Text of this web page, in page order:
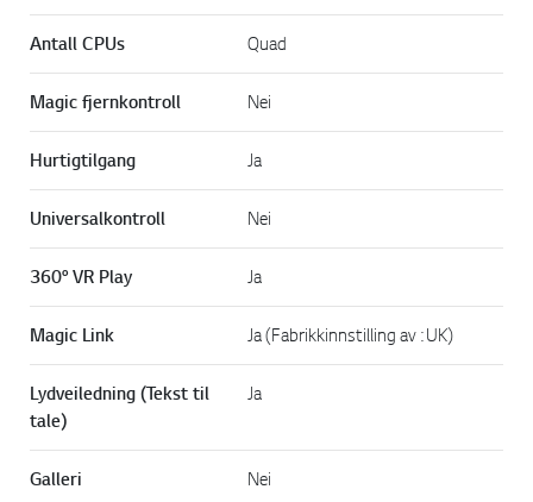
Antall CPUs Quad
Magic fjernkontroll Nei
Hurtigtilgang Ja
Universalkontroll Nei
360° VR Play Ja
Magic Link Ja (Fabrikkinnstilling av : UK)
Lydveiledning (Tekst til
tale)
Ja
Galleri Nei